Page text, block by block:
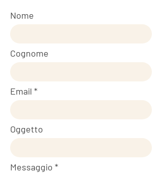
Nome
Cognome
Email
Oggetto
Messaggio